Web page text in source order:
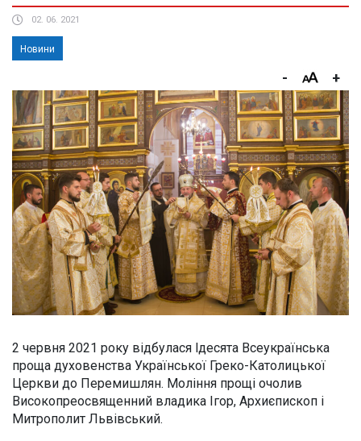
02. 06. 2021
Новини
- +
2 червня 2021 року відбулася lдесята Всеукраїнська
проща духовенства Української Греко-Католицької
Церкви до Перемишлян. Моління прощі очолив
Високопреосвященний владика Ігор, Архиєпископ і
Митрополит Львівський.